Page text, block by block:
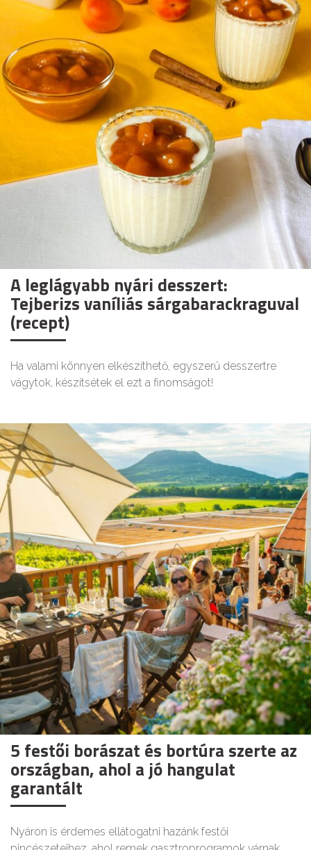
A leglágyabb nyári desszert:
Tejberizs vaníliás sárgabarackraguval
(recept)
Ha valami könnyen elkészíthető, egyszerű desszertre
vágytok, készítsétek el ezt a finomságot!
5 festői borászat és bortúra szerte az
országban, ahol a jó hangulat
garantált
Nyáron is érdemes ellátogatni hazánk festői